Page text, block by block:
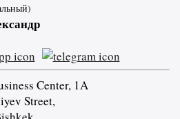
Center, 1A
Street,